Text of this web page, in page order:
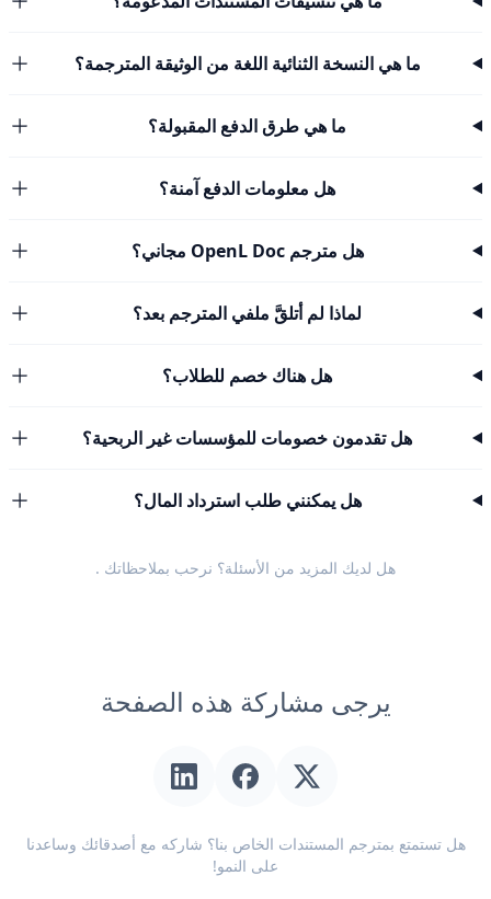
ما هي النسخة الثنائية اللغة من الوثيقة المترجمة؟
ما هي طرق الدفع المقبولة؟
هل معلومات الدفع آمنة؟
هل مترجم OpenL Doc مجاني؟
لماذا لم أتلقَّ ملفي المترجم بعد؟
هل هناك خصم للطلاب؟
هل تقدمون خصومات للمؤسسات غير الربحية؟
هل يمكنني طلب استرداد المال؟
هل لديك المزيد من الأسئلة؟ نرحب بملاحظاتك .
يرجى مشاركة هذه الصفحة
هل تستمتع بمترجم المستندات الخاص بنا؟ شاركه مع أصدقائك وساعدنا
على النمو!